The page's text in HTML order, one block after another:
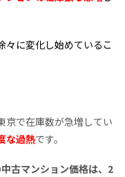
々に変化し始めているこ
京で在庫数が急増してい
な過熱です。
古マンション価格は、2